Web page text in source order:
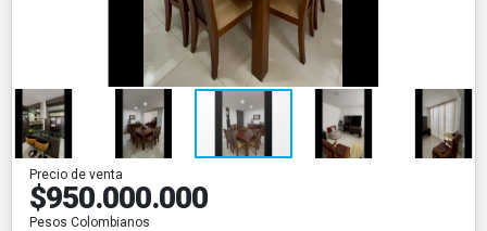
Precio de venta
$950.000.000
Pesos Colombianos